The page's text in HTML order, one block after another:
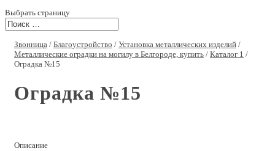
Выбрать страницу
Звонница / Благоустройство / Установка металлических изделий /
Металлические оградки на могилу в Белгороде, купить / Каталог 1 /
Оградка №15
Оградка №15
Описание